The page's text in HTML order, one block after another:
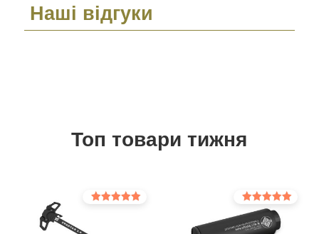
Наші відгуки
Топ товари тижня
Оцінено в
5.00
з 5